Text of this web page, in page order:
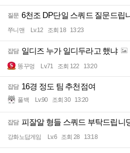
질문 6천조 DP단일 스쿼드 질문드립
쭈니맨 Lv.12 조회 18 13:23
잡담 일디즈 누가 일디두라고 했냐
똥꾸멍 Lv.71 조회 122 13:20
잡담 16경 정도 팀 추천점여
풀백 Lv.90 조회 30 13:20
잡담 피잘알 형들 스쿼드 부탁드립니
강화노답게임 Lv.6 조회 28 13:18